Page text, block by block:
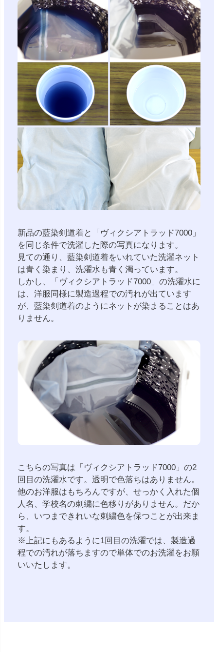
新品の藍染剣道着と「ヴィクシアトラッド7000」
を同じ条件で洗濯した際の写真になります。
見ての通り、藍染剣道着をいれていた洗濯ネット
は青く染まり、洗濯水も青く濁っています。
しかし、「ヴィクシアトラッド7000」の洗濯水に
は、洋服同様に製造過程での汚れが出ています
が、藍染剣道着のようにネットが染まることはあ
りません。
こちらの写真は「ヴィクシアトラッド7000」の2
回目の洗濯水です。透明で色落ちはありません。
他のお洋服はもちろんですが、せっかく入れた個
人名、学校名の刺繍に色移りがありません。だか
ら、いつまできれいな刺繍色を保つことが出来ま
す。
※上記にもあるように1回目の洗濯では、製造過
程での汚れが落ちますので単体でのお洗濯をお願
いいたします。